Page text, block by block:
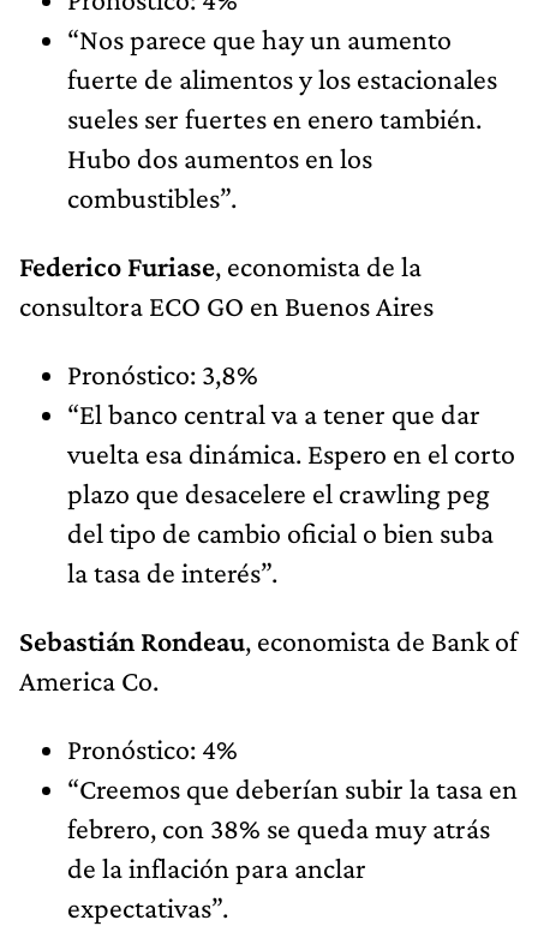
“Nos parece que hay un aumento
fuerte de alimentos y los estacionales
sueles ser fuertes en enero también.
Hubo dos aumentos en los
combustibles”.
Federico Furiase, economista de la
consultora ECO GO en Buenos Aires
Pronóstico: 3,8%
“El banco central va a tener que dar
vuelta esa dinámica. Espero en el corto
plazo que desacelere el crawling peg
del tipo de cambio oficial o bien suba
la tasa de interés”.
Sebastián Rondeau, economista de Bank of
America Co.
Pronóstico: 4%
“Creemos que deberían subir la tasa en
febrero, con 38% se queda muy atrás
de la inflación para anclar
expectativas”.